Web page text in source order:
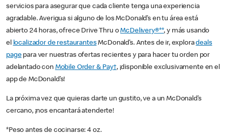
servicios para asegurar que cada cliente tenga una experiencia
agradable. Averigua si alguno de los McDonald’s en tu área está
abierto 24 horas, ofrece Drive Thru oMcDelivery®**, y más usando
el localizador de restaurantesMcDonald’s. Antes de ir, exploradeals
pagepara ver nuestras ofertas recientes y para hacer tu orden por
adelantado con Mobile Order & Pay†, ¡disponible exclusivamente en el
app de McDonald’s!
La próxima vez que quieras darte un gustito, ve a un McDonald’s
cercano, ¡nos encantará atenderte!
*Peso antes de cocinarse: 4 oz.